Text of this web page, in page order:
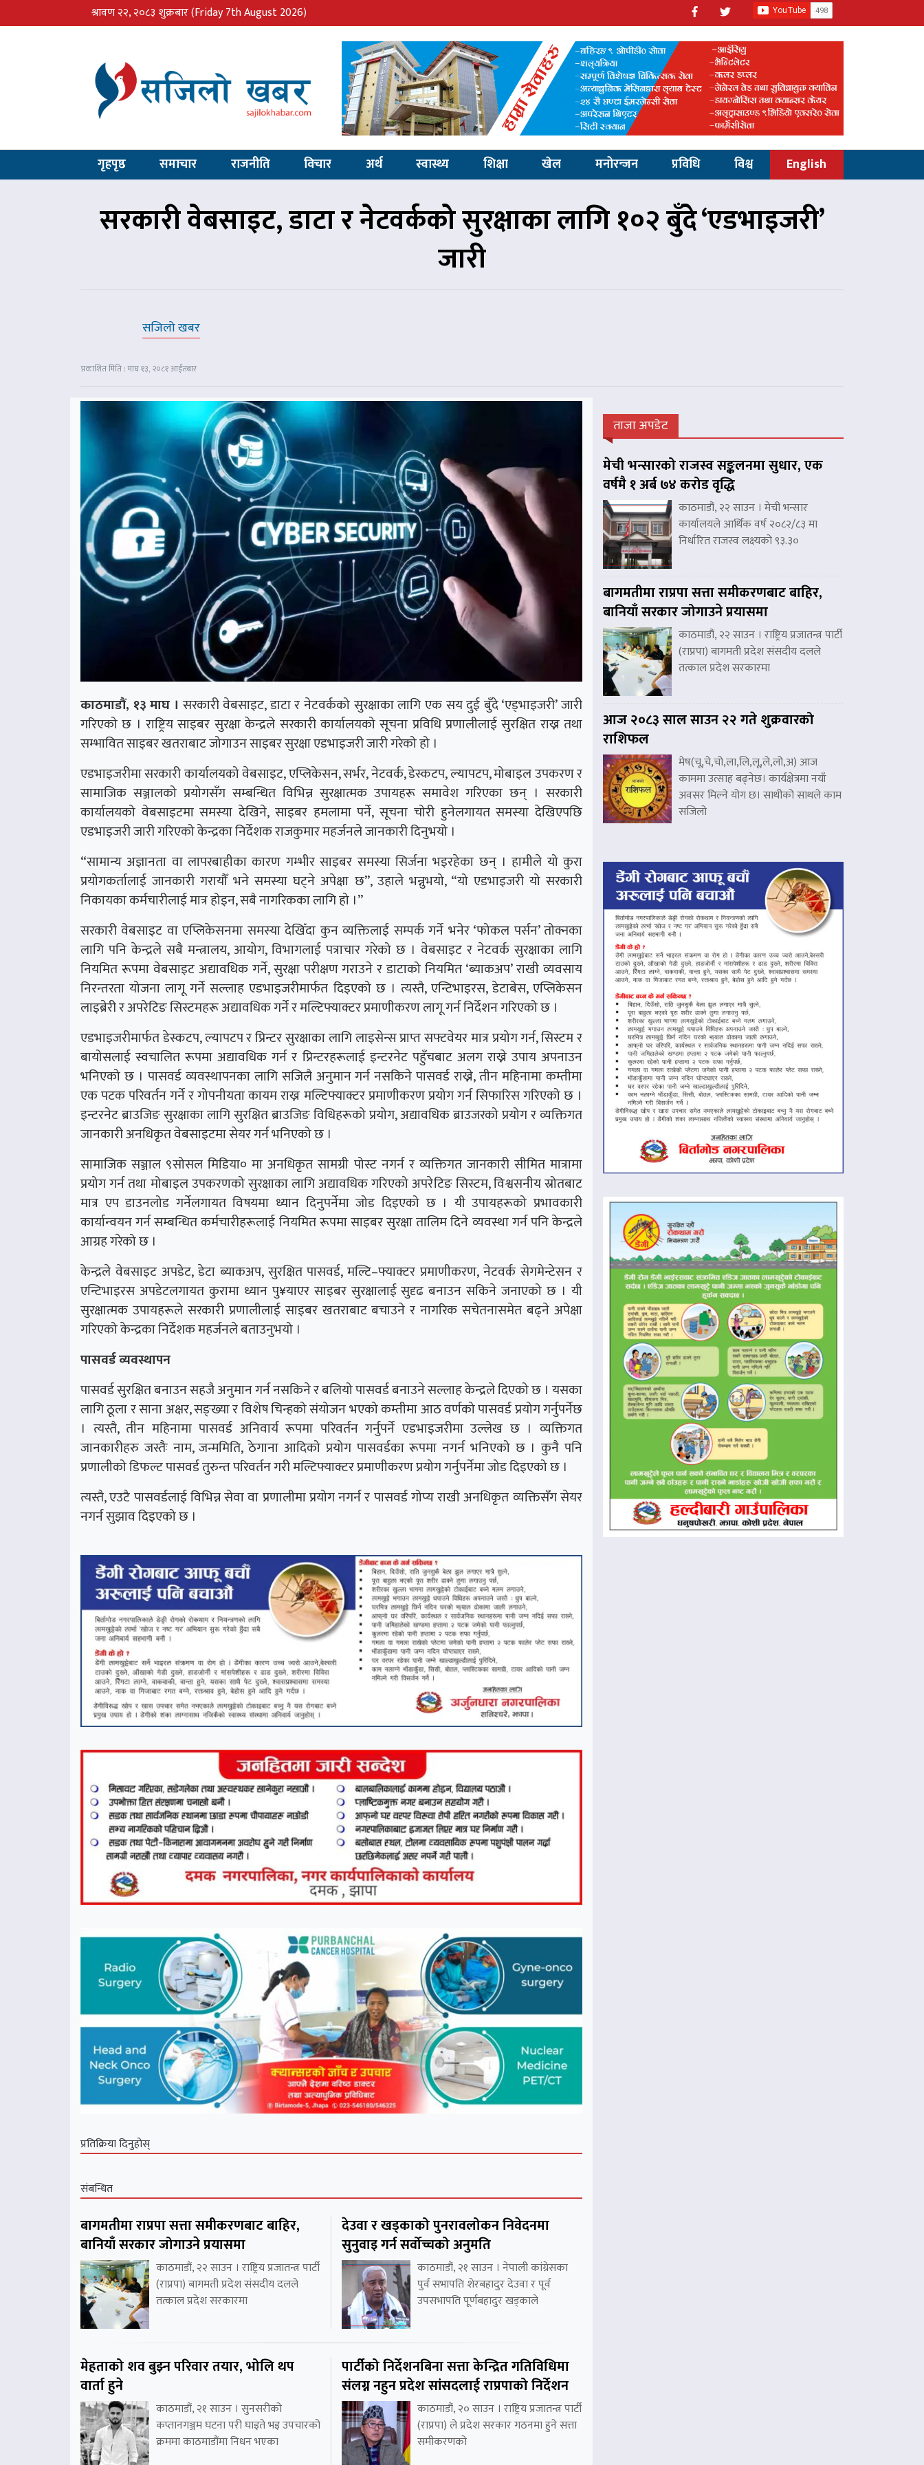
श्रावण २२, २०८३ शुक्रबार(Friday 7th August 2026)
गृहपृष्ठ समाचार राजनीति विचार अर्थ स्वास्थ्य शिक्षा खेल मनोरन्जन प्रविधि विश्व English
सरकारी वेबसाइट, डाटा र नेटवर्कको सुरक्षाका लागि १०२ बुँदे ‘एडभाइजरी’
जारी
सजिलो खबर
प्रकाशित मिति : माघ १३, २०८१ आईतबार
काठमाडौं, १३ माघ । सरकारी वेबसाइट, डाटा र नेटवर्कको सुरक्षाका लागि एक सय दुई बुँदे ‘एड्भाइजरी’ जारी
गरिएको छ । राष्ट्रिय साइबर सुरक्षा केन्द्रले सरकारी कार्यालयको सूचना प्रविधि प्रणालीलाई सुरक्षित राख्न तथा
सम्भावित साइबर खतराबाट जोगाउन साइबर सुरक्षा एडभाइजरी जारी गरेको हो ।
एडभाइजरीमा सरकारी कार्यालयको वेबसाइट, एप्लिकेसन, सर्भर, नेटवर्क, डेस्कटप, ल्यापटप, मोबाइल उपकरण र
सामाजिक सञ्जालको प्रयोगसँग सम्बन्धित विभिन्न सुरक्षात्मक उपायहरू समावेश गरिएका छन् । सरकारी
कार्यालयको वेबसाइटमा समस्या देखिने, साइबर हमलामा पर्ने, सूचना चोरी हुनेलगायत समस्या देखिएपछि
एडभाइजरी जारी गरिएको केन्द्रका निर्देशक राजकुमार महर्जनले जानकारी दिनुभयो ।
“सामान्य अज्ञानता वा लापरबाहीका कारण गम्भीर साइबर समस्या सिर्जना भइरहेका छन् । हामीले यो कुरा
प्रयोगकर्तालाई जानकारी गरायौँ भने समस्या घट्ने अपेक्षा छ”, उहाले भन्नुभयो, “यो एडभाइजरी यो सरकारी
निकायका कर्मचारीलाई मात्र होइन, सबै नागरिकका लागि हो ।”
सरकारी वेबसाइट वा एप्लिकेसनमा समस्या देखिँदा कुन व्यक्तिलाई सम्पर्क गर्ने भनेर ‘फोकल पर्सन’ तोक्नका
लागि पनि केन्द्रले सबै मन्त्रालय, आयोग, विभागलाई पत्राचार गरेको छ । वेबसाइट र नेटवर्क सुरक्षाका लागि
नियमित रूपमा वेबसाइट अद्यावधिक गर्ने, सुरक्षा परीक्षण गराउने र डाटाको नियमित ‘ब्याकअप’ राखी व्यवसाय
निरन्तरता योजना लागू गर्ने सल्लाह एडभाइजरीमार्फत दिइएको छ । त्यस्तै, एन्टिभाइरस, डेटाबेस, एप्लिकेसन
लाइब्रेरी र अपरेटिङ सिस्टमहरू अद्यावधिक गर्ने र मल्टिफ्याक्टर प्रमाणीकरण लागू गर्न निर्देशन गरिएको छ ।
एडभाइजरीमार्फत डेस्कटप, ल्यापटप र प्रिन्टर सुरक्षाका लागि लाइसेन्स प्राप्त सफ्टवेयर मात्र प्रयोग गर्न, सिस्टम र
बायोसलाई स्वचालित रूपमा अद्यावधिक गर्न र प्रिन्टरहरूलाई इन्टरनेट पहुँचबाट अलग राख्ने उपाय अपनाउन
भनिएको छ । पासवर्ड व्यवस्थापनका लागि सजिलै अनुमान गर्न नसकिने पासवर्ड राख्ने, तीन महिनामा कम्तीमा
एक पटक परिवर्तन गर्ने र गोपनीयता कायम राख्न मल्टिफ्याक्टर प्रमाणीकरण प्रयोग गर्न सिफारिस गरिएको छ ।
इन्टरनेट ब्राउजिङ सुरक्षाका लागि सुरक्षित ब्राउजिङ विधिहरूको प्रयोग, अद्यावधिक ब्राउजरको प्रयोग र व्यक्तिगत
जानकारी अनधिकृत वेबसाइटमा सेयर गर्न भनिएको छ ।
सामाजिक सञ्जाल ९सोसल मिडिया० मा अनधिकृत सामग्री पोस्ट नगर्न र व्यक्तिगत जानकारी सीमित मात्रामा
प्रयोग गर्न तथा मोबाइल उपकरणको सुरक्षाका लागि अद्यावधिक गरिएको अपरेटिङ सिस्टम, विश्वसनीय स्रोतबाट
मात्र एप डाउनलोड गर्नेलगायत विषयमा ध्यान दिनुपर्नेमा जोड दिइएको छ । यी उपायहरूको प्रभावकारी
कार्यान्वयन गर्न सम्बन्धित कर्मचारीहरूलाई नियमित रूपमा साइबर सुरक्षा तालिम दिने व्यवस्था गर्न पनि केन्द्रले
आग्रह गरेको छ ।
केन्द्रले वेबसाइट अपडेट, डेटा ब्याकअप, सुरक्षित पासवर्ड, मल्टि–फ्याक्टर प्रमाणीकरण, नेटवर्क सेगमेन्टेसन र
एन्टिभाइरस अपडेटलगायत कुरामा ध्यान पु¥याएर साइबर सुरक्षालाई सुदृढ बनाउन सकिने जनाएको छ । यी
सुरक्षात्मक उपायहरूले सरकारी प्रणालीलाई साइबर खतराबाट बचाउने र नागरिक सचेतनासमेत बढ्ने अपेक्षा
गरिएको केन्द्रका निर्देशक महर्जनले बताउनुभयो ।
पासवर्ड व्यवस्थापन
पासवर्ड सुरक्षित बनाउन सहजै अनुमान गर्न नसकिने र बलियो पासवर्ड बनाउने सल्लाह केन्द्रले दिएको छ । यसका
लागि ठूला र साना अक्षर, सङ्ख्या र विशेष चिन्हको संयोजन भएको कम्तीमा आठ वर्णको पासवर्ड प्रयोग गर्नुपर्नेछ
। त्यस्तै, तीन महिनामा पासवर्ड अनिवार्य रूपमा परिवर्तन गर्नुपर्ने एडभाइजरीमा उल्लेख छ । व्यक्तिगत
जानकारीहरु जस्तैः नाम, जन्ममिति, ठेगाना आदिको प्रयोग पासवर्डका रूपमा नगर्न भनिएको छ । कुनै पनि
प्रणालीको डिफल्ट पासवर्ड तुरुन्त परिवर्तन गरी मल्टिफ्याक्टर प्रमाणीकरण प्रयोग गर्नुपर्नेमा जोड दिइएको छ ।
त्यस्तै, एउटै पासवर्डलाई विभिन्न सेवा वा प्रणालीमा प्रयोग नगर्न र पासवर्ड गोप्य राखी अनधिकृत व्यक्तिसँग सेयर
नगर्न सुझाव दिइएको छ ।
प्रतिक्रिया दिनुहोस्
संबन्धित
बागमतीमा राप्रपा सत्ता समीकरणबाट बाहिर,
बानियाँ सरकार जोगाउने प्रयासमा
काठमाडौं, २२ साउन । राष्ट्रिय प्रजातन्त्र पार्टी
(राप्रपा) बागमती प्रदेश संसदीय दलले
तत्काल प्रदेश सरकारमा
देउवा र खड्काको पुनरावलोकन निवेदनमा
सुनुवाइ गर्न सर्वोच्चको अनुमति
काठमाडौं, २१ साउन । नेपाली कांग्रेसका
पुर्व सभापति शेरबहादुर देउवा र पूर्व
उपसभापति पूर्णबहादुर खड्काले
मेहताको शव बुझ्न परिवार तयार, भोलि थप
वार्ता हुने
काठमाडौं, २१ साउन । सुनसरीको
कप्तानगञ्जम घटना परी घाइते भइ उपचारको
क्रममा काठमाडौंमा निधन भएका
पार्टीको निर्देशनबिना सत्ता केन्द्रित गतिविधिमा
संलग्न नहुन प्रदेश सांसदलाई राप्रपाको निर्देशन
काठमाडौं, २० साउन । राष्ट्रिय प्रजातन्त्र पार्टी
(राप्रपा) ले प्रदेश सरकार गठनमा हुने सत्ता
समीकरणको
ताजा अपडेट
मेची भन्सारको राजस्व सङ्कलनमा सुधार, एक
वर्षमै १ अर्ब ७४ करोड वृद्धि
काठमाडौं, २२ साउन । मेची भन्सार
कार्यालयले आर्थिक वर्ष २०८२/८३ मा
निर्धारित राजस्व लक्ष्यको ९३.३०
बागमतीमा राप्रपा सत्ता समीकरणबाट बाहिर,
बानियाँ सरकार जोगाउने प्रयासमा
काठमाडौं, २२ साउन । राष्ट्रिय प्रजातन्त्र पार्टी
(राप्रपा) बागमती प्रदेश संसदीय दलले
तत्काल प्रदेश सरकारमा
आज २०८३ साल साउन २२ गते शुक्रवारको
राशिफल
मेष(चू,चे,चो,ला,लि,लू,ले,लो,अ) आज
काममा उत्साह बढ्नेछ। कार्यक्षेत्रमा नयाँ
अवसर मिल्ने योग छ। साथीको साथले काम
सजिलो